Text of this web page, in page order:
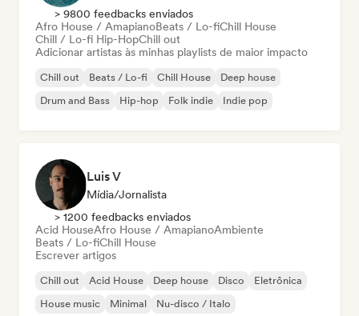
> 9800 feedbacks enviados
Afro House / AmapianoBeats / Lo-fiChill House
Chill / Lo-fi Hip-HopChill out
Adicionar artistas às minhas playlists de maior impacto
Chill out Beats / Lo-fi Chill House
Deep house
Drum and Bass
Hip-hop Folk indie Indie pop
Luis V
Mídia/Jornalista
> 1200 feedbacks enviados
Acid HouseAfro House / AmapianoAmbiente
Beats / Lo-fiChill House
Escrever artigos
Chill out Acid House Deep house Disco
Eletrônica
House music
Minimal Nu-disco / Italo